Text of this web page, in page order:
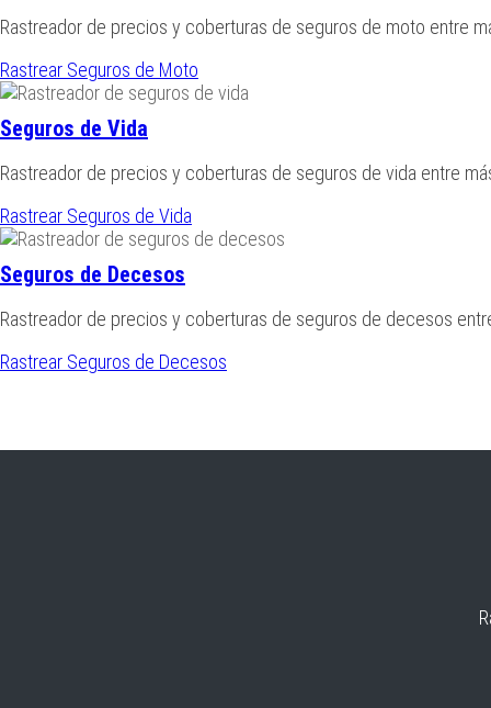
Rastreador de precios y coberturas de seguros de moto entre
Rastrear Seguros de Moto
Seguros de Vida
Rastreador de precios y coberturas de seguros de vida entre
Rastrear Seguros de Vida
Seguros de Decesos
Rastreador de precios y coberturas de seguros de decesos
Rastrear Seguros de Decesos